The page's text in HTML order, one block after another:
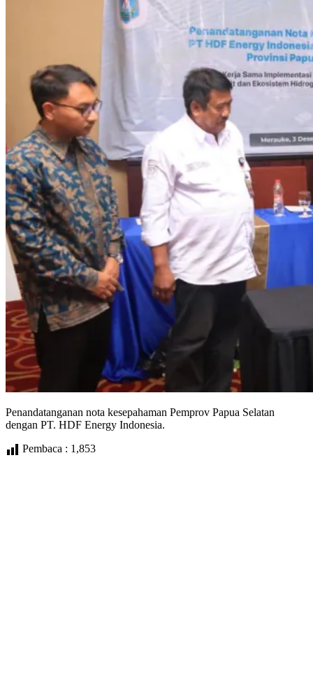
Penandatanganan nota kesepahaman Pemprov Papua Selatan
dengan PT. HDF Energy Indonesia.
Pembaca : 1,853